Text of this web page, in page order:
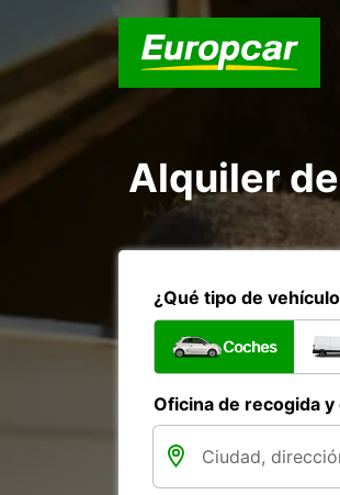
Alquiler
¿Qué tipo de
Coches
Oficina de recogida